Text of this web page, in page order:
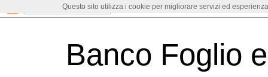
Banco Foglio
Questo sito utilizza i cookie per migliorare servizi ed